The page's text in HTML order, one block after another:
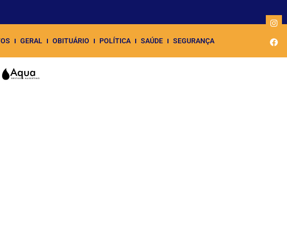
GERAL OBITUÁRIO POLÍTICA SAÚDE SEGURANÇA